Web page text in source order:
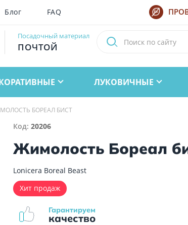
Блог FAQ
Посадочный материал
ПОЧТОЙ
ЛУКОВИЧНЫЕ
БОРЕАЛ БИСТ
Код:20206
Жимолость Бореал
Lonicera Boreal Beast
Хит продаж
Гарантируем
качество